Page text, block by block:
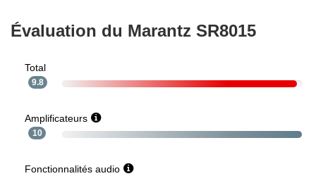
Évaluation du Marantz SR8015
Total
9.8
Amplificateurs
10
Fonctionnalités audio